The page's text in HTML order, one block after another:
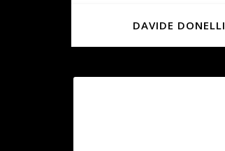
DAVIDE DONELLI